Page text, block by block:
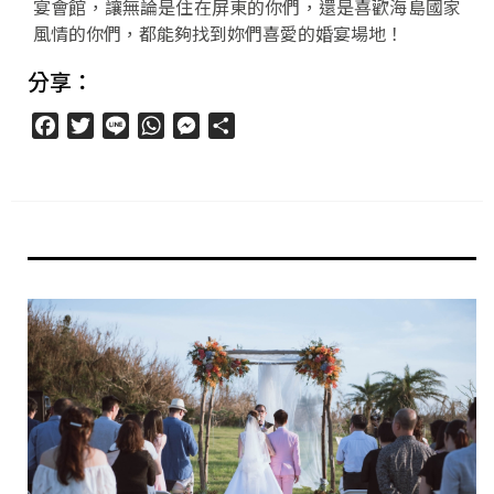
宴會館，讓無論是住在屏東的你們，還是喜歡海島國家
風情的你們，都能夠找到妳們喜愛的婚宴場地！
分享：
FacebookTwitter
Line WhatsAppMessenger